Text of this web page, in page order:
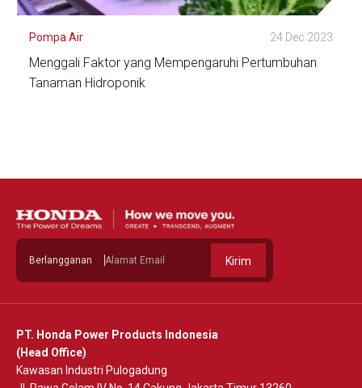
Pompa Air 24 Dec 2023
Menggali Faktor yang Mempengaruhi Pertumbuhan
Tanaman Hidroponik
Berlangganan Kirim
PT. Honda Power Products Indonesia
(Head Office)
Kawasan Industri Pulogadung